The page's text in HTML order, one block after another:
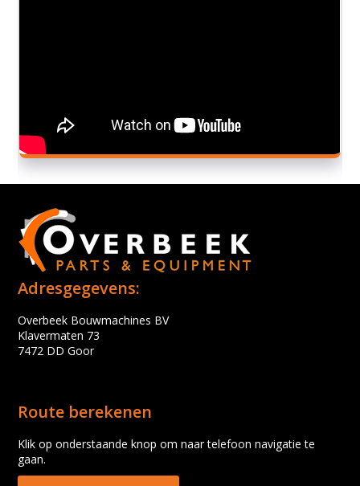
Adresgegevens:
Overbeek Bouwmachines BV
Klavermaten 73
7472 DD Goor
Route berekenen
Klik op onderstaande knop om naar telefoon navigatie te
gaan.